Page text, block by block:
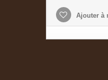
Ajouter à